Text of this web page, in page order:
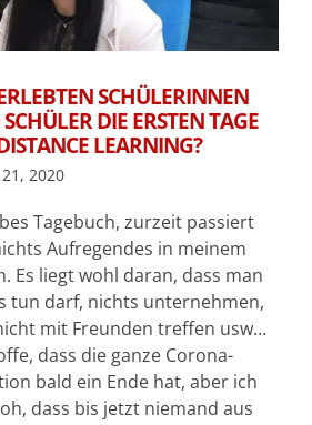
SCHÜLERINNEN
DIE ERSTEN TAGE
LEARNING?
2020
Tagebuch, zurzeit passiert
Aufregendes in meinem
Es liegt wohl daran, dass man
tun darf, nichts unternehmen,
mit Freunden treffen usw…
dass die ganze Corona-
bald ein Ende hat, aber ich
dass bis jetzt niemand aus